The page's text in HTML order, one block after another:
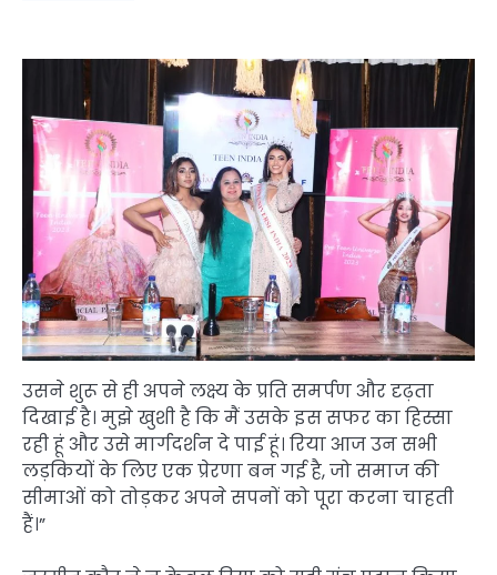
उसने शुरू से ही अपने लक्ष्य के प्रति समर्पण और दृढ़ता
दिखाई है। मुझे खुशी है कि मैं उसके इस सफर का हिस्सा
रही हूं और उसे मार्गदर्शन दे पाई हूं। रिया आज उन सभी
लड़कियों के लिए एक प्रेरणा बन गई है, जो समाज की
सीमाओं को तोड़कर अपने सपनों को पूरा करना चाहती
हैं।”